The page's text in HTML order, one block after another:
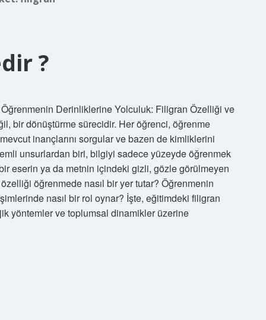
?
Derinliklerine Yolculuk: Filigran Özelliği ve
bir dönüştürme sürecidir. Her öğrenci, öğrenme
inançlarını sorgular ve bazen de kimliklerini
unsurlardan biri, bilgiyi sadece yüzeyde öğrenmek
eserin ya da metnin içindeki gizli, gözle görülmeyen
öğrenmede nasıl bir yer tutar? Öğrenmenin
nasıl bir rol oynar? İşte, eğitimdeki filigran
yöntemler ve toplumsal dinamikler üzerine